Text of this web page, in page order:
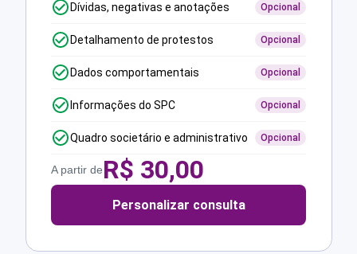
Dívidas, negativas e anotações Opcional
Detalhamento de protestos Opcional
Dados comportamentais Opcional
Informações do SPC Opcional
Quadro societário e administrativo Opcional
A partir deR$ 30,00
Personalizar consulta